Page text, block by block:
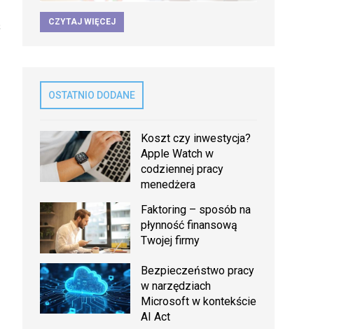
CZYTAJ WIĘCEJ
OSTATNIO DODANE
Koszt czy inwestycja?
Apple Watch w
codziennej pracy
menedżera
Faktoring – sposób na
płynność finansową
Twojej firmy
Bezpieczeństwo pracy
w narzędziach
Microsoft w kontekście
AI Act